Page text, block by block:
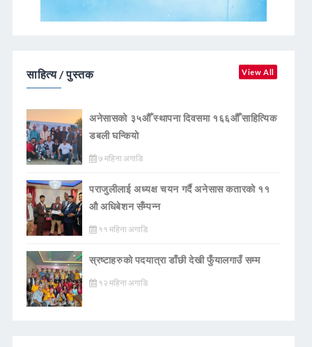
साहित्य / पुस्तक View All
अनेसासको ३५औँ स्थापना दिवसमा १६६औँ साहित्यिक
डबली घन्कियाे
७ महिना अगाडि
पराजुलीलाई अध्यक्ष चयन गर्दै अनेसास कतारको ११
औ अधिबेशन सँम्पन्न
११ महिना अगाडि
स्रष्टाहरुको पदयात्रा डाँछी देखी फुँयालगाउँ सम्म
१२ महिना अगाडि